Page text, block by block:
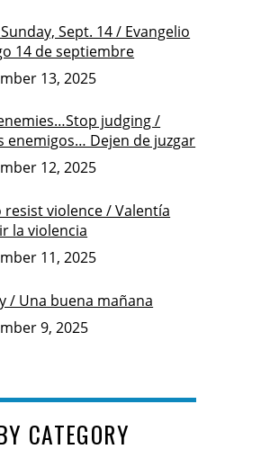
Sept. 14 / Evangelio
14 de septiembre
13, 2025
judging /
enemigos… Dejen de juzgar
12, 2025
resist violence / Valentía
la violencia
11, 2025
/ Una buena mañana
9, 2025
CATEGORY